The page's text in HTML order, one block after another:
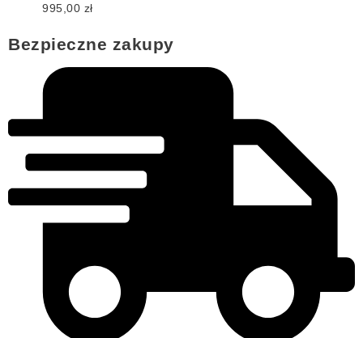
995,00 zł
Bezpieczne zakupy